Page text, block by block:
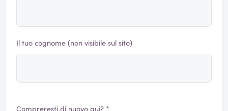
Il tuo cognome (non visibile sul sito)
Compreresti di nuovo qui? *